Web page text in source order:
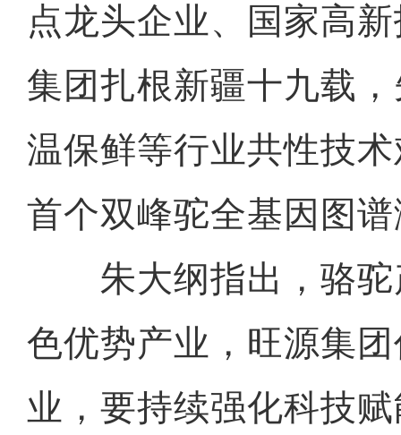
点龙头企业、国家高
集团扎根新疆十九载
温保鲜等行业共性技
首个双峰驼全基因图
朱大纲指出，骆驼
色优势产业，旺源集
业，要持续强化科技